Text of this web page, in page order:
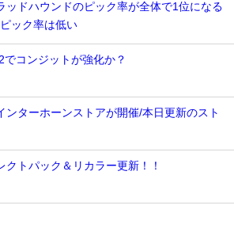
ッドハウンドのピック率が全体で1位になる
ック率は低い
でコンジットが強化か？
ンターホーンストアが開催/本日更新のスト
クトパック＆リカラー更新！！